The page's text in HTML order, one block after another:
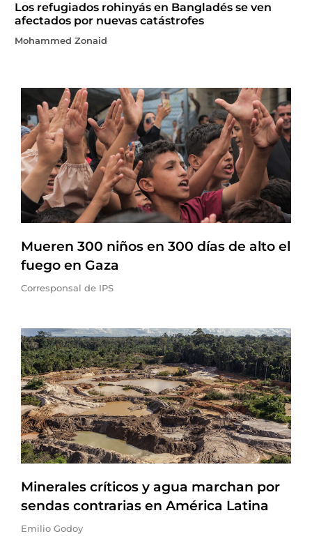
Los refugiados rohinyás en Bangladés se ven
afectados por nuevas catástrofes
Mohammed Zonaid
Mueren 300 niños en 300 días de alto el
fuego en Gaza
Corresponsal de IPS
Minerales críticos y agua marchan por
sendas contrarias en América Latina
Emilio Godoy